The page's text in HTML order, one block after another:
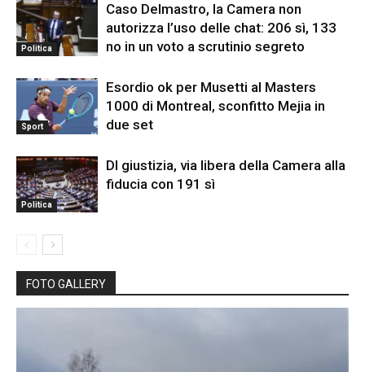
Politica
Caso Delmastro, la Camera non
autorizza l’uso delle chat: 206 sì, 133
no in un voto a scrutinio segreto
Sport
Esordio ok per Musetti al Masters
1000 di Montreal, sconfitto Mejia in
due set
Politica
Dl giustizia, via libera della Camera alla
fiducia con 191 sì
FOTO GALLERY